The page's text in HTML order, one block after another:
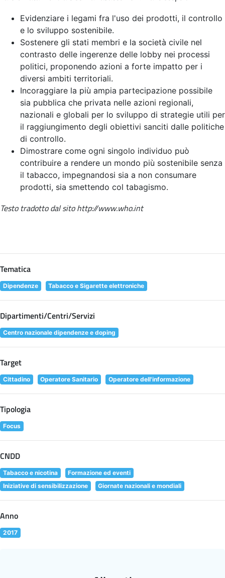
Evidenziare i legami fra l'uso dei prodotti, il controllo
e lo sviluppo sostenibile.
Sostenere gli stati membri e la società civile nel
contrasto delle ingerenze delle lobby nei processi
politici, proponendo azioni a forte impatto per i
diversi ambiti territoriali.
Incoraggiare la più ampia partecipazione possibile
sia pubblica che privata nelle azioni regionali,
nazionali e globali per lo sviluppo di strategie utili per
il raggiungimento degli obiettivi sanciti dalle politiche
di controllo.
Dimostrare come ogni singolo individuo può
contribuire a rendere un mondo più sostenibile senza
il tabacco, impegnandosi sia a non consumare
prodotti, sia smettendo col tabagismo.
Testo tradotto dal sito http://www.who.int
Tematica
Dipendenze Tabacco e Sigarette elettroniche
Dipartimenti/Centri/Servizi
Centro nazionale dipendenze e doping
Target
Cittadino Operatore Sanitario Operatore dell'informazione
Tipologia
Focus
CNDD
Tabacco e nicotina
Formazione ed eventi
Iniziative di sensibilizzazione
Giornate nazionali e mondiali
Anno
2017